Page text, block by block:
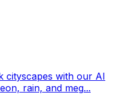
cityscapes with our AI
rain, and meg...